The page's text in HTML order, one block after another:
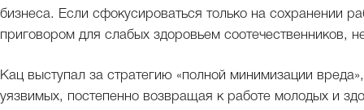
бизнеса. Если сфокусироваться только на сохранении
приговором для слабых здоровьем соотечественников,
Кац выступал за стратегию «полной минимизации
уязвимых, постепенно возвращая к работе молодых и